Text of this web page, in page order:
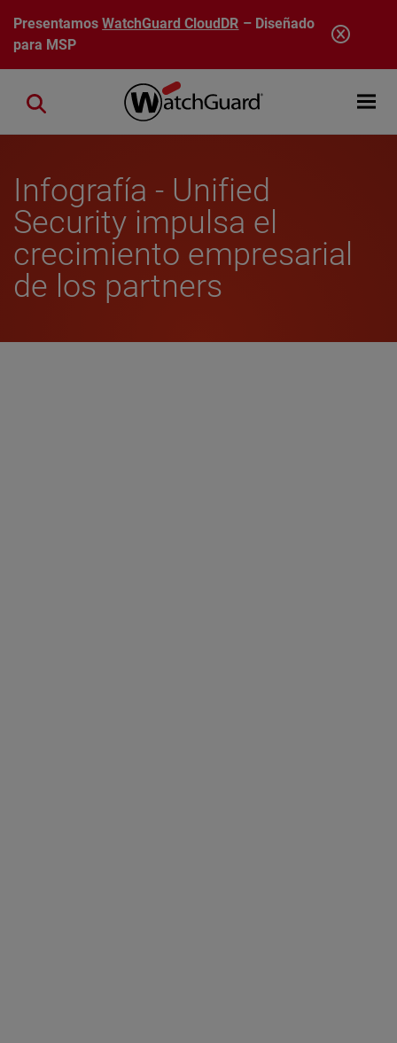
Pasar al contenido principal
PresentamosWatchGuard CloudDR – Diseñado
para MSP
Open
Close search
Infografía - Unified
Security impulsa el
crecimiento empresarial
de los partners